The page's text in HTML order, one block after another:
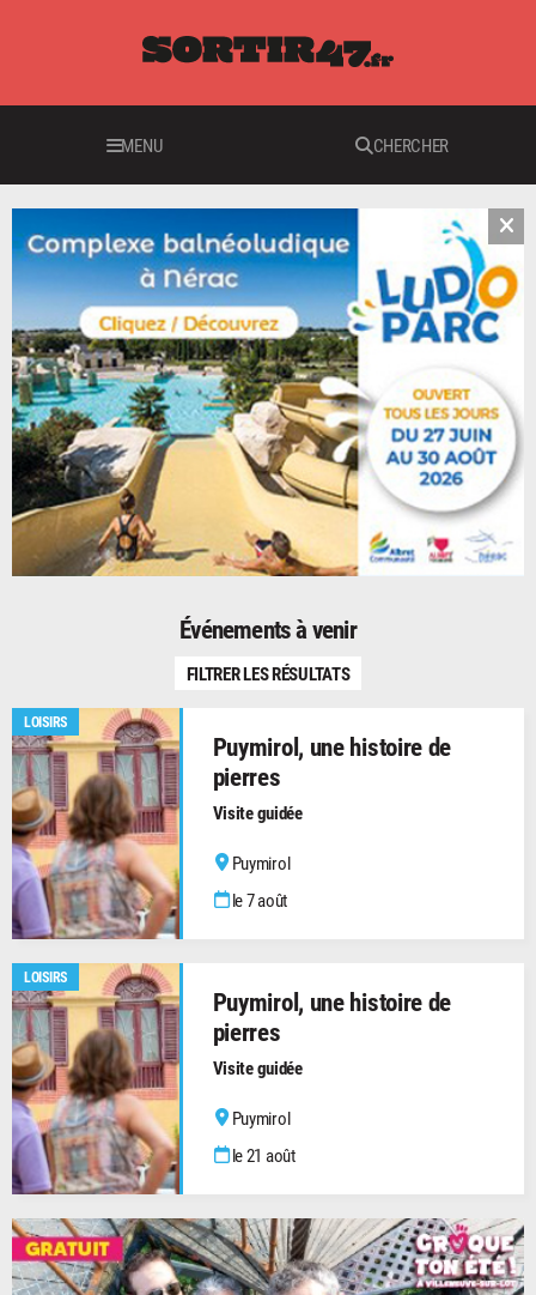
MENU CHERCHER
Événements à venir
LOISIRS
Puymirol, une histoire de
pierres
Visite guidée
Puymirol
le 7 août
LOISIRS
Puymirol, une histoire de
pierres
Visite guidée
Puymirol
le 21 août
FILTRER LES RÉSULTATS